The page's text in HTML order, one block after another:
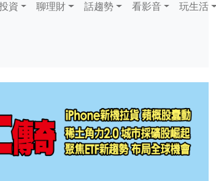
資 聊理財 話趨勢 看影音 玩生活